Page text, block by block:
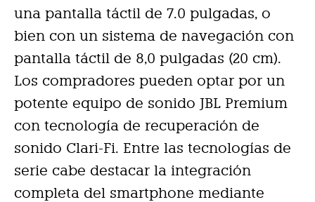
una pantalla táctil de 7.0 pulgadas, o
bien con un sistema de navegación con
pantalla táctil de 8,0 pulgadas (20 cm).
Los compradores pueden optar por un
potente equipo de sonido JBL Premium
con tecnología de recuperación de
sonido Clari-Fi. Entre las tecnologías de
serie cabe destacar la integración
completa del smartphone mediante